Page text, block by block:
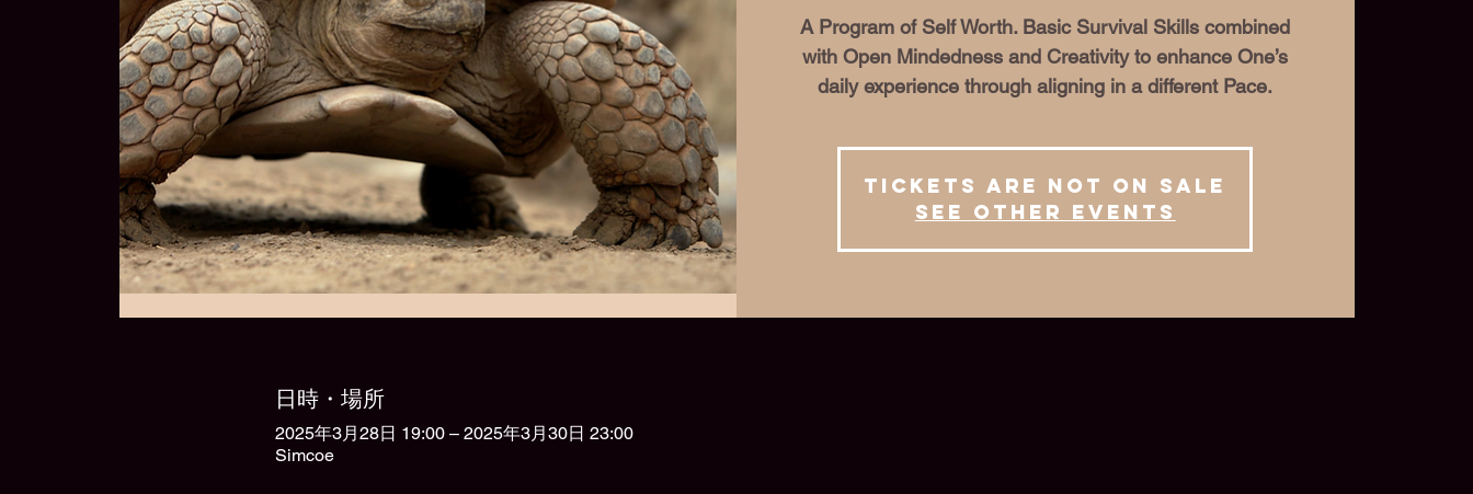
A Program of Self Worth. Basic Survival Skills combined
with Open Mindedness and Creativity to enhance One’s
daily experience through aligning in a different Pace.
Tickets are not on sale
See other events
日時・場所
2025年3月28日 19:00 – 2025年3月30日 23:00
Simcoe